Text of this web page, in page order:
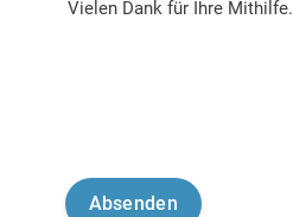
Vielen Dank für Ihre Mithilfe.